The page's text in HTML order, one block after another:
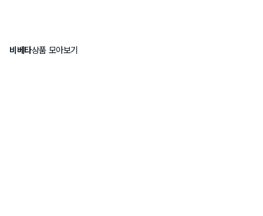
비베타상품 모아보기